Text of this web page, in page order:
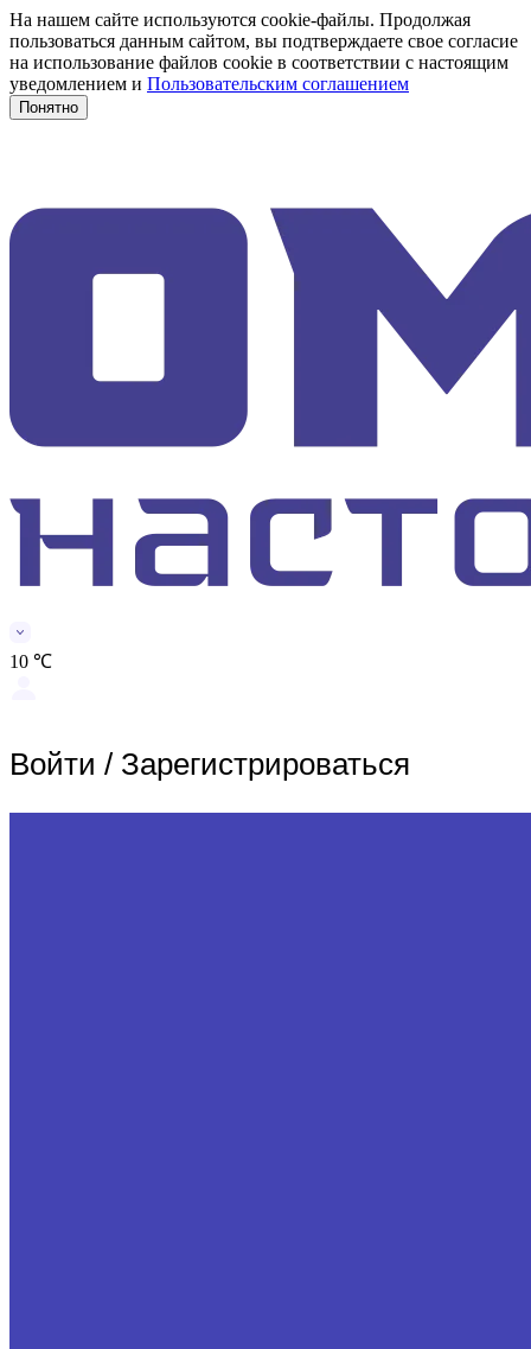
На нашем сайте используются cookie-файлы. Продолжая
пользоваться данным сайтом, вы подтверждаете свое согласие
на использование файлов cookie в соответствии с настоящим
уведомлением и Пользовательским соглашением
Понятно
10 ℃
Войти / Зарегистрироваться